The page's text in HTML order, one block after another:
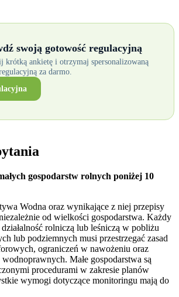
swoją gotowość regulacyjną
krótką ankietę i otrzymaj spersonalizowaną
za darmo.
gospodarstw rolnych poniżej 10
Wodna oraz wynikające z niej przepisy
od wielkości gospodarstwa. Każdy
rolniczą lub leśniczą w pobliżu
lub podziemnych musi przestrzegać zasad
ograniczeń w nawożeniu oraz
Małe gospodarstwa są
procedurami w zakresie planów
wymogi dotyczące monitoringu mają do